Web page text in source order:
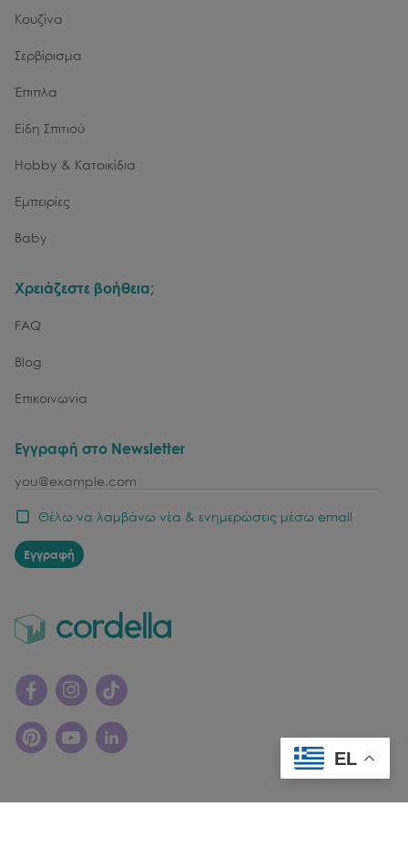
Κουζίνα
Σερβίρισμα
Έπιπλα
Είδη Σπιτιού
Hobby & Κατοικίδια
Εμπειρίες
Baby
Χρειάζεστε βοήθεια;
FAQ
Blog
Επικοινωνία
Εγγραφή στο Newsletter
email
Θέλω να λαμβάνω νέα & ενημερώσεις μέσω email
Εγγραφή
EL